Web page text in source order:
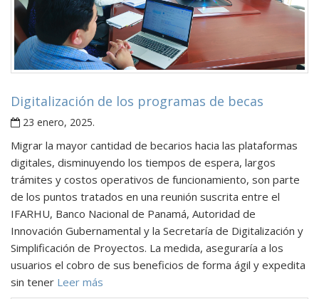
Digitalización de los programas de becas
23 enero, 2025.
Migrar la mayor cantidad de becarios hacia las plataformas
digitales, disminuyendo los tiempos de espera, largos
trámites y costos operativos de funcionamiento, son parte
de los puntos tratados en una reunión suscrita entre el
IFARHU, Banco Nacional de Panamá, Autoridad de
Innovación Gubernamental y la Secretaría de Digitalización y
Simplificación de Proyectos. La medida, aseguraría a los
usuarios el cobro de sus beneficios de forma ágil y expedita
sin tener Leer más